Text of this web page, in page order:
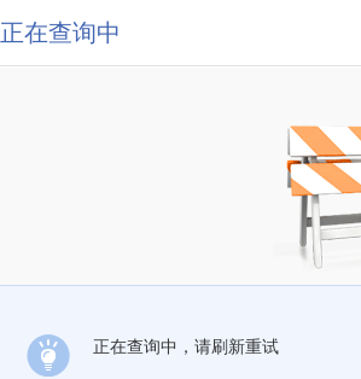
正在查询中
正在查询中，请刷新重试